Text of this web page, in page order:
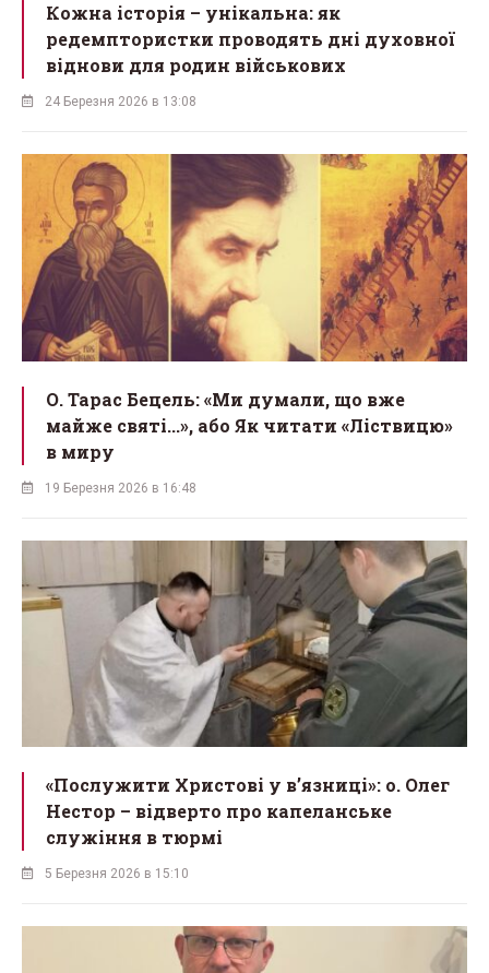
Кожна історія – унікальна: як
редемптористки проводять дні духовної
віднови для родин військових
24 Березня 2026 в 13:08
О. Тарас Бецель: «Ми думали, що вже
майже святі...», або Як читати «Ліствицю»
в миру
19 Березня 2026 в 16:48
«Послужити Христові у вʼязниці»: о. Олег
Нестор – відверто про капеланське
служіння в тюрмі
5 Березня 2026 в 15:10